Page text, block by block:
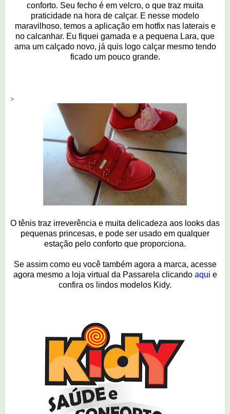
conforto. Seu fecho é em velcro, o que traz muita
praticidade na hora de calçar. E nesse modelo
maravilhoso, temos a aplicação em hotfix nas laterais e
no calcanhar. Eu fiquei gamada e a pequena Lara, que
ama um calçado novo, já quis logo calçar mesmo tendo
ficado um pouco grande.
>
O tênis traz irreverência e muita delicadeza aos looks das
pequenas princesas, e pode ser usado em qualquer
estação pelo conforto que proporciona.
Se assim como eu você também agora a marca, acesse
agora mesmo a loja virtual da Passarela clicando aqui e
confira os lindos modelos Kidy.